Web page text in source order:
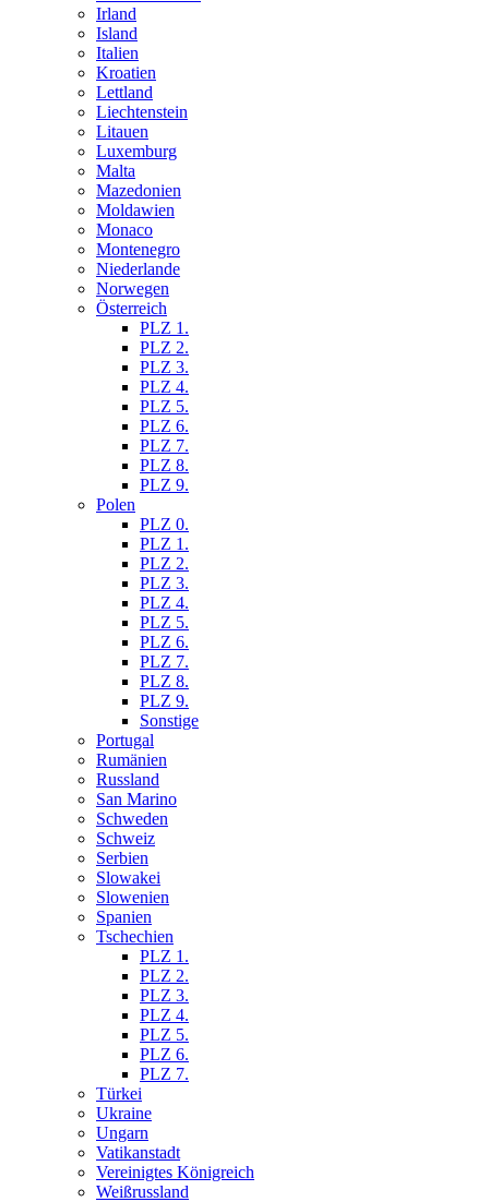
Irland
Island
Italien
Kroatien
Lettland
Liechtenstein
Litauen
Luxemburg
Malta
Mazedonien
Moldawien
Monaco
Montenegro
Niederlande
Norwegen
Österreich
PLZ 1.
PLZ 2.
PLZ 3.
PLZ 4.
PLZ 5.
PLZ 6.
PLZ 7.
PLZ 8.
PLZ 9.
Polen
PLZ 0.
PLZ 1.
PLZ 2.
PLZ 3.
PLZ 4.
PLZ 5.
PLZ 6.
PLZ 7.
PLZ 8.
PLZ 9.
Sonstige
Portugal
Rumänien
Russland
San Marino
Schweden
Schweiz
Serbien
Slowakei
Slowenien
Spanien
Tschechien
PLZ 1.
PLZ 2.
PLZ 3.
PLZ 4.
PLZ 5.
PLZ 6.
PLZ 7.
Türkei
Ukraine
Ungarn
Vatikanstadt
Vereinigtes Königreich
Weißrussland